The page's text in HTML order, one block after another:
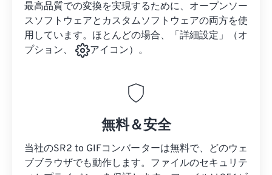
最高品質での変換を実現するために、オープンソー
スソフトウェアとカスタムソフトウェアの両方を使
用しています。ほとんどの場合、「詳細設定」（オ
プション、
アイコン）。
無料＆安全
当社のSR2 to GIFコンバーターは無料で、どのウェ
ブブラウザでも動作します。ファイルのセキュリテ